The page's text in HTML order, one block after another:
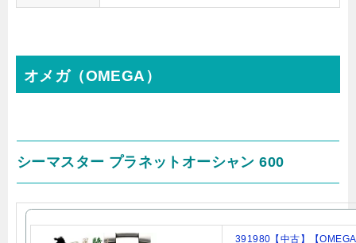
オメガ（OMEGA）
シーマスター プラネットオーシャン 600
391980【中古】【